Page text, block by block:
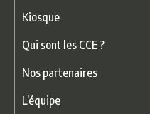
Kiosque
Qui sont les CCE ?
Nos partenaires
L’équipe